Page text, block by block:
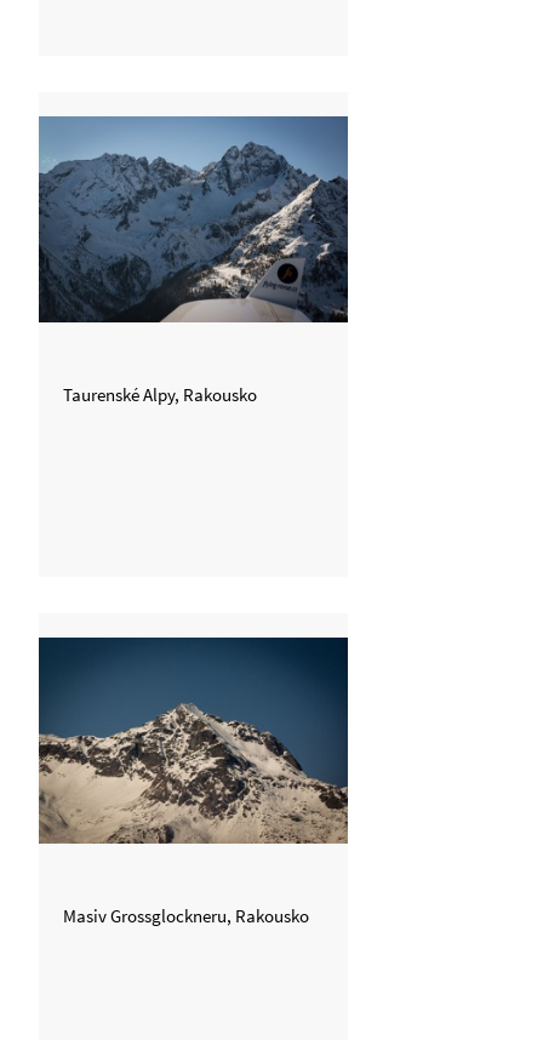
Taurenské Alpy, Rakousko
Masiv Grossglockneru, Rakousko